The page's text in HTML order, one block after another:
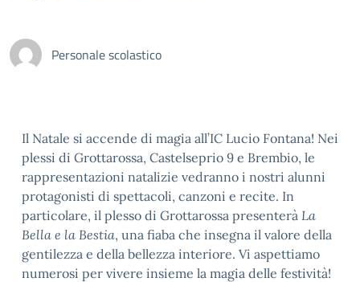
Personale scolastico
Il Natale si accende di magia all’IC Lucio Fontana! Nei
plessi di Grottarossa, Castelseprio 9 e Brembio, le
rappresentazioni natalizie vedranno i nostri alunni
protagonisti di spettacoli, canzoni e recite. In
particolare, il plesso di Grottarossa presenterà La
Bella e la Bestia, una fiaba che insegna il valore della
gentilezza e della bellezza interiore. Vi aspettiamo
numerosi per vivere insieme la magia delle festività!